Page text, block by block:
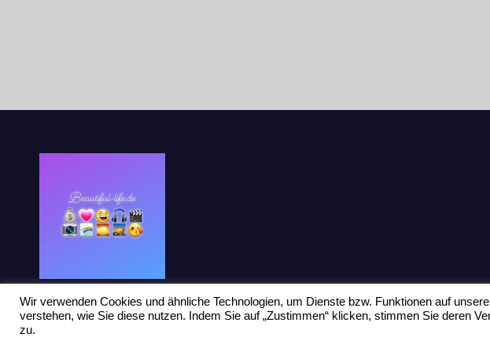
Wir verwenden Cookies und ähnliche Technologien, um Dienste bzw. Funktionen auf
verstehen, wie Sie diese nutzen. Indem Sie auf „Zustimmen“ klicken, stimmen Sie deren
zu.